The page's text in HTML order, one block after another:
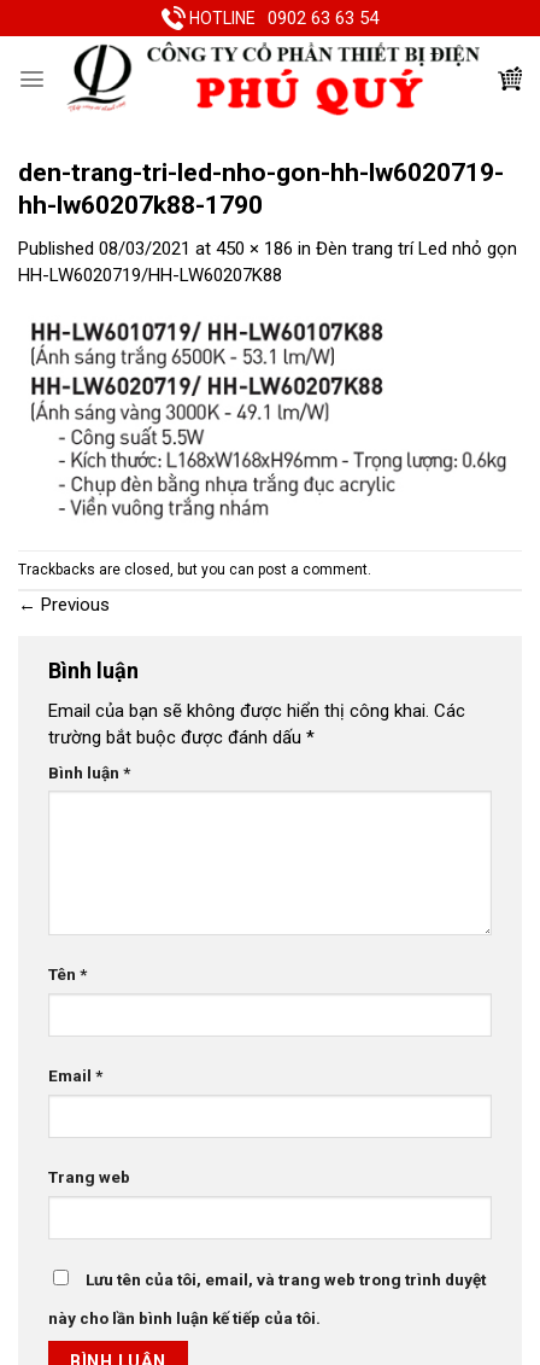
to
HOTLINE 0902 63 63 54
den-trang-tri-led-nho-gon-hh-lw6020719-
hh-lw60207k88-1790
Published 08/03/2021 at 450 × 186 in Đèn trang trí Led nhỏ gọn
HH-LW6020719/HH-LW60207K88
Trackbacks are closed, but you can post a comment.
← Previous
Bình luận
Email của bạn sẽ không được hiển thị công khai. Các
trường bắt buộc được đánh dấu *
Bình luận *
Tên *
Email *
Trang web
Lưu tên của tôi, email, và trang web trong trình duyệt
này cho lần bình luận kế tiếp của tôi.